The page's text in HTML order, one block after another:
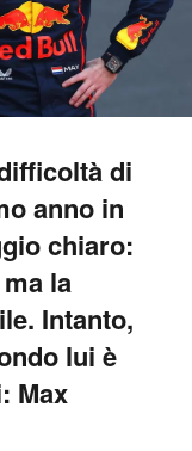
di
anno in
chiaro:
la
Intanto,
lui è
Max